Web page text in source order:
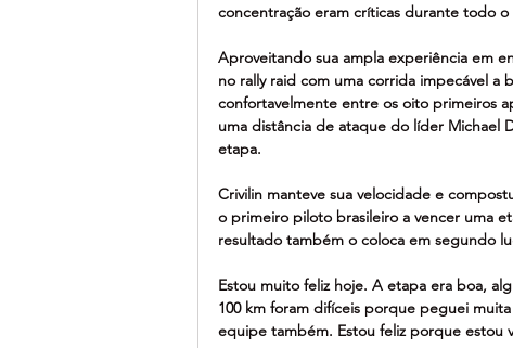
concentração eram críticas durante todo o
Aproveitando sua ampla experiência em
no rally raid com uma corrida impecável a
confortavelmente entre os oito primeiros
uma distância de ataque do líder Michael
etapa.
Crivilin manteve sua velocidade e
o primeiro piloto brasileiro a vencer uma
resultado também o coloca em segundo
Estou muito feliz hoje. A etapa era boa,
100 km foram difíceis porque peguei
equipe também. Estou feliz porque estou